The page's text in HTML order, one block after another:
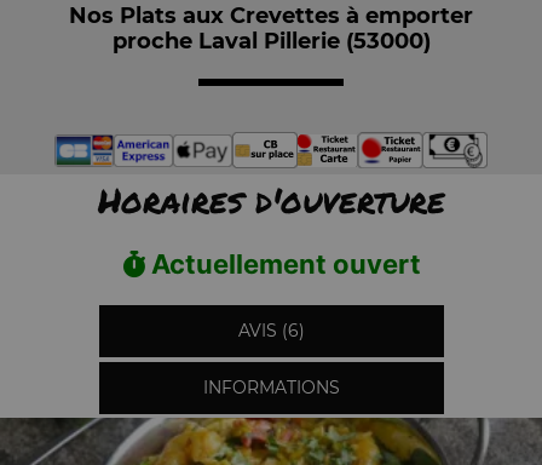
Nos Plats aux Crevettes à emporter
proche Laval Pillerie (53000)
Horaires d'ouverture
Actuellement ouvert
AVIS (6)
INFORMATIONS